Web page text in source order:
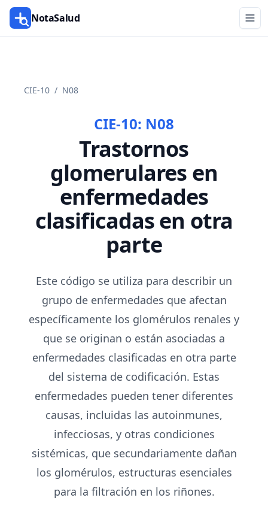
NotaSalud
CIE-10 / N08
CIE-10: N08
Trastornos
glomerulares en
enfermedades
clasificadas en otra
parte
Este código se utiliza para describir un
grupo de enfermedades que afectan
específicamente los glomérulos renales y
que se originan o están asociadas a
enfermedades clasificadas en otra parte
del sistema de codificación. Estas
enfermedades pueden tener diferentes
causas, incluidas las autoinmunes,
infecciosas, y otras condiciones
sistémicas, que secundariamente dañan
los glomérulos, estructuras esenciales
para la filtración en los riñones.